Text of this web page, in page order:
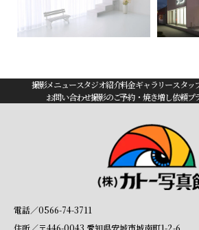
撮影メニュースタジオ紹介料金ギャラリースタッ
お問い合わせ撮影のご予約・焼き増し依頼プ
電話／0566-74-3711
住所／〒446-0043 愛知県安城市城南町1-2-6